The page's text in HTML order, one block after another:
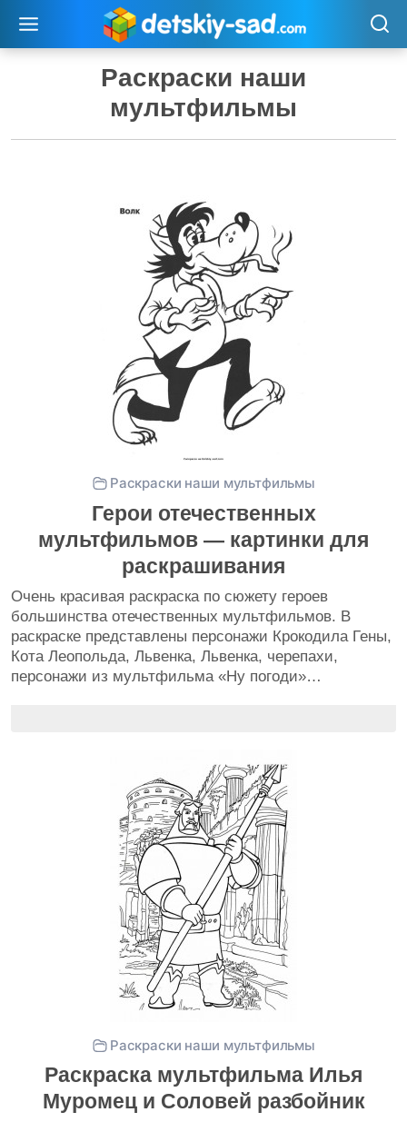
Раскраски наши
мультфильмы
Раскраски наши мультфильмы
Герои отечественных
мультфильмов — картинки для
раскрашивания
Очень красивая раскраска по сюжету героев
большинства отечественных мультфильмов. В
раскраске представлены персонажи Крокодила Гены,
Кота Леопольда, Львенка, Львенка, черепахи,
персонажи из мультфильма «Ну погоди»…
Раскраски наши мультфильмы
Раскраска мультфильма Илья
Муромец и Соловей разбойник